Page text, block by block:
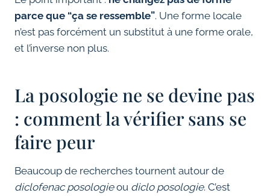
parce que “ça se ressemble”. Une forme locale
n’est pas forcément un substitut à une forme orale,
et l’inverse non plus.
La posologie ne se devine pas
: comment la vérifier sans se
faire peur
Beaucoup de recherches tournent autour de
diclofenac posologieou diclo posologie. C’est